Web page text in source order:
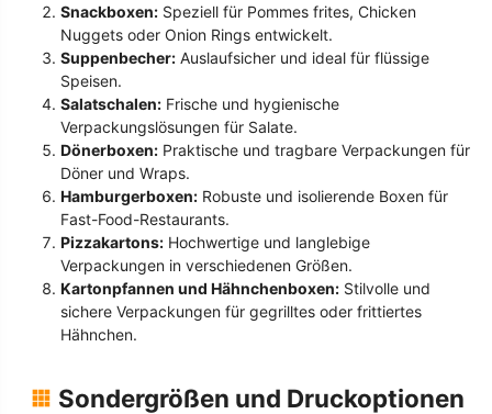
Snackboxen:Speziell für Pommes frites, Chicken
Nuggets oder Onion Rings entwickelt.
Suppenbecher:Auslaufsicher und ideal für flüssige
Speisen.
Salatschalen:Frische und hygienische
Verpackungslösungen für Salate.
Dönerboxen:Praktische und tragbare Verpackungen für
Döner und Wraps.
Hamburgerboxen:Robuste und isolierende Boxen für
Fast-Food-Restaurants.
Pizzakartons:Hochwertige und langlebige
Verpackungen in verschiedenen Größen.
Kartonpfannen und Hähnchenboxen:Stilvolle und
sichere Verpackungen für gegrilltes oder frittiertes
Hähnchen.
Sondergrößen und Druckoptionen